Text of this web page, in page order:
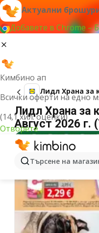
Актуални
Добавете в Chrome –
Кимбино ап
Всички оферти на едно
(14,1 хил. оценки)
Отворете
Търсене на
Лидл Храна за
Лидл Храна за
Август 2026 г.